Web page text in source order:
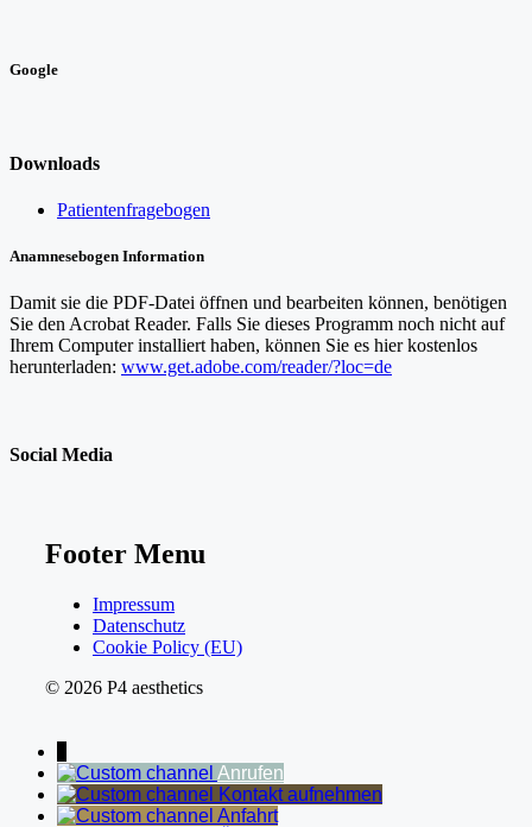
Google
Downloads
Patientenfragebogen
Anamnesebogen Information
Damit sie die PDF-Datei öffnen und bearbeiten können, benötigen
Sie den Acrobat Reader. Falls Sie dieses Programm noch nicht auf
Ihrem Computer installiert haben, können Sie es hier kostenlos
herunterladen: www.get.adobe.com/reader/?loc=de
Social Media
Footer Menu
Impressum
Datenschutz
Cookie Policy (EU)
© 2026 P4 aesthetics
Anrufen
Kontakt aufnehmen
Anfahrt